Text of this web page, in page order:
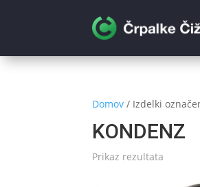
Domov / Izdelki
KONDENZ
Prikaz rezultata